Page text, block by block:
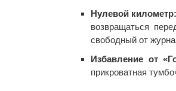
Нулевой километр:
возвращаться
свободный от
Избавление от
прикроватная